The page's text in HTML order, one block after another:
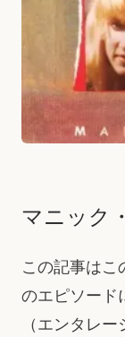
マニック
この記事はこ
のエピソード
（エンタレ